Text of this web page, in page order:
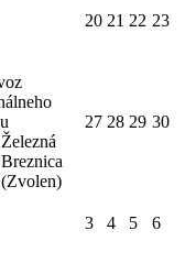
20 21 22 23
Železná
Breznica
(Zvolen)
27 28 29 30
3 4 5
6